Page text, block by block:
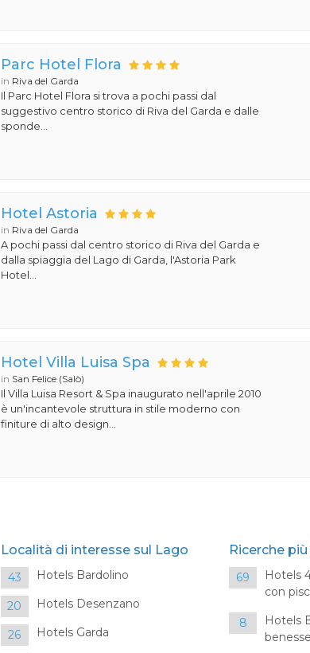
Parc Hotel Flora
in Riva del Garda
Il Parc Hotel Flora si trova a pochi passi dal
suggestivo centro storico di Riva del Garda e dalle
sponde...
Hotel Astoria
in Riva del Garda
A pochi passi dal centro storico di Riva del Garda e
dalla spiaggia del Lago di Garda, l'Astoria Park
Hotel...
Hotel Villa Luisa Spa
in San Felice (Salò)
Il Villa Luisa Resort & Spa inaugurato nell'aprile 2010
è un'incantevole struttura in stile moderno con
finiture di alto design...
Località di interesse sul Lago
43 Hotels Bardolino
20 Hotels Desenzano
26 Hotels Garda
Ricerche
69
Hotels
con
8
Hotels